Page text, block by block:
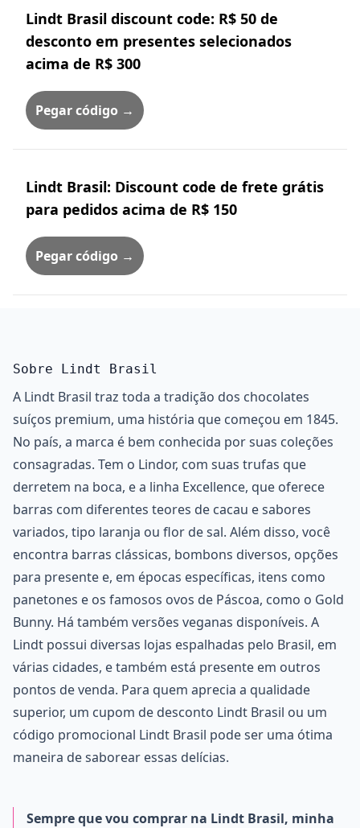
Lindt Brasil discount code: R$ 50 de
desconto em presentes selecionados
acima de R$ 300
Pegar código →
Lindt Brasil: Discount code de frete grátis
para pedidos acima de R$ 150
Pegar código →
Sobre Lindt Brasil
A Lindt Brasil traz toda a tradição dos chocolates
suíços premium, uma história que começou em 1845.
No país, a marca é bem conhecida por suas coleções
consagradas. Tem o Lindor, com suas trufas que
derretem na boca, e a linha Excellence, que oferece
barras com diferentes teores de cacau e sabores
variados, tipo laranja ou flor de sal. Além disso, você
encontra barras clássicas, bombons diversos, opções
para presente e, em épocas específicas, itens como
panetones e os famosos ovos de Páscoa, como o Gold
Bunny. Há também versões veganas disponíveis. A
Lindt possui diversas lojas espalhadas pelo Brasil, em
várias cidades, e também está presente em outros
pontos de venda. Para quem aprecia a qualidade
superior, um cupom de desconto Lindt Brasil ou um
código promocional Lindt Brasil pode ser uma ótima
maneira de saborear essas delícias.
Sempre que vou comprar na Lindt Brasil, minha